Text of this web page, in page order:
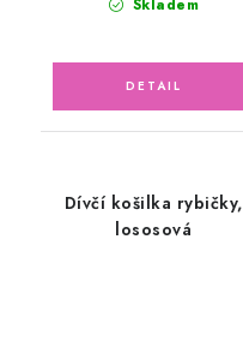
Skladem
Dívčí košilka rybičky,
lososová